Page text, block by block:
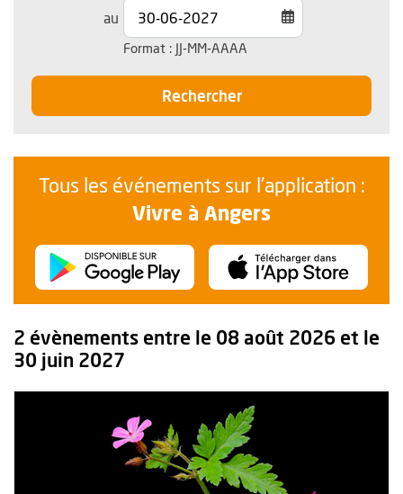
auDate de fin
Format : JJ-MM-AAAASaisie de date au format
Rechercherles événements
Tous les événements sur l'application :
Vivre à Angers
L'application "Vivre à Angers" -
, Ouvre une nouvelle
L'application ,
2 évènements entre le 08 août 2026 et le
30 juin 2027